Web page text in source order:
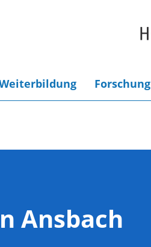
Forschung
Ansbach